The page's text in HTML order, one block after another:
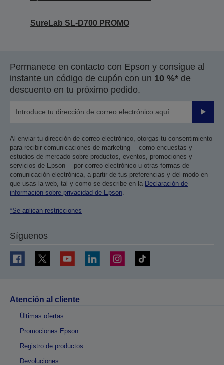
SureLab SL-D700 PROMO
Permanece en contacto con Epson y consigue al
instante un código de cupón con un 10 %* de
descuento en tu próximo pedido.
Enviar
Al enviar tu dirección de correo electrónico, otorgas tu consentimiento
para recibir comunicaciones de marketing —como encuestas y
estudios de mercado sobre productos, eventos, promociones y
servicios de Epson— por correo electrónico u otras formas de
comunicación electrónica, a partir de tus preferencias y del modo en
que usas la web, tal y como se describe en la Declaración de
información sobre privacidad de Epson.
*Se aplican restricciones
Síguenos
Atención al cliente
Últimas ofertas
Promociones Epson
Registro de productos
Devoluciones